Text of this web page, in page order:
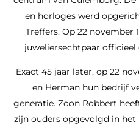
en horloges werd
Treffers. Op 22 november
juweliersechtpaar officieel
Exact 45 jaar later, op 22
en Herman hun bedrijf
generatie. Zoon Robbert
zijn ouders opgevolgd in het